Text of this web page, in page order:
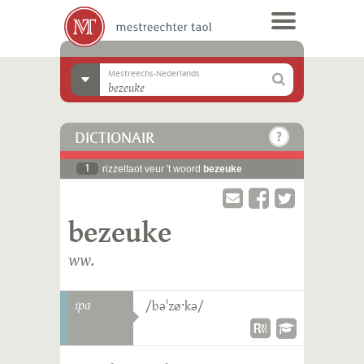
Mestreechs-Nederlands
DICTIONAIR
1 rizzeltaot veur 't woord bezeuke
bezeuke
ww.
ipa /bəˈzøˑkə/